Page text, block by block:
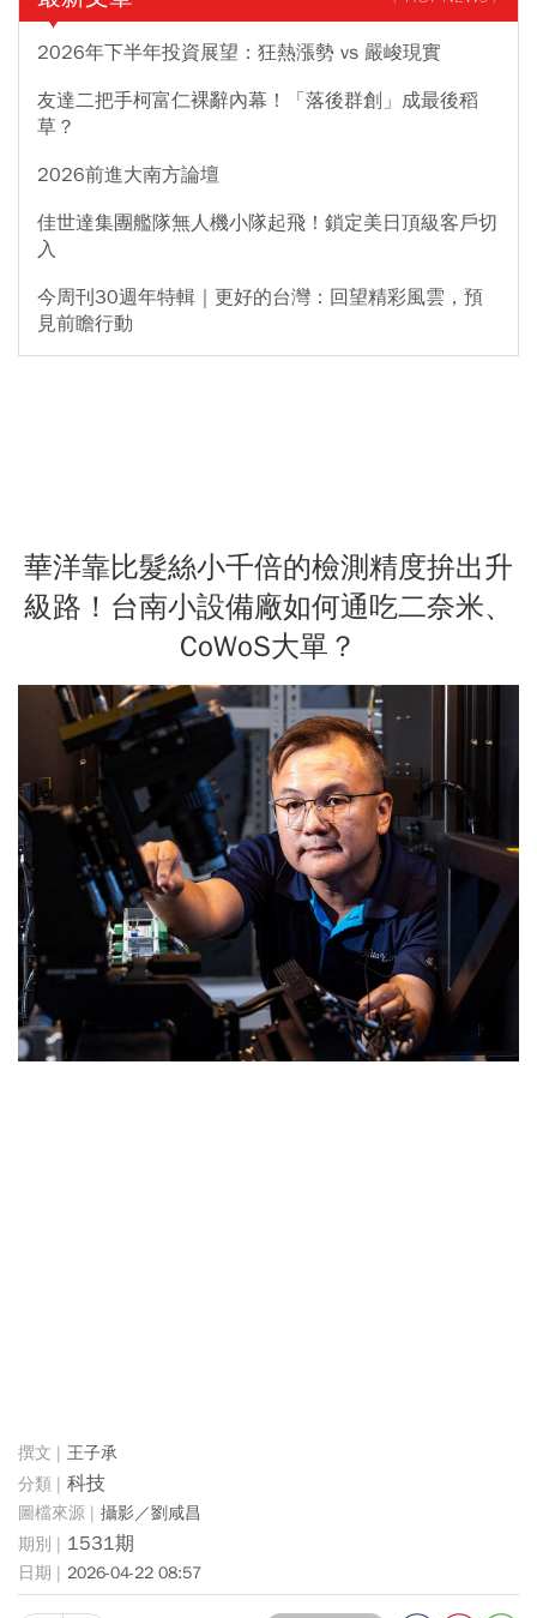
2026年下半年投資展望：狂熱漲勢 vs 嚴峻現實
友達二把手柯富仁裸辭內幕！「落後群創」成最後稻
草？
2026前進大南方論壇
佳世達集團艦隊無人機小隊起飛！鎖定美日頂級客戶切
入
今周刊30週年特輯｜更好的台灣：回望精彩風雲，預
見前瞻行動
華洋靠比髮絲小千倍的檢測精度拚出升
級路！台南小設備廠如何通吃二奈米、
CoWoS大單？
王子承
科技
攝影／劉咸昌
1531期
2026-04-22 08:57